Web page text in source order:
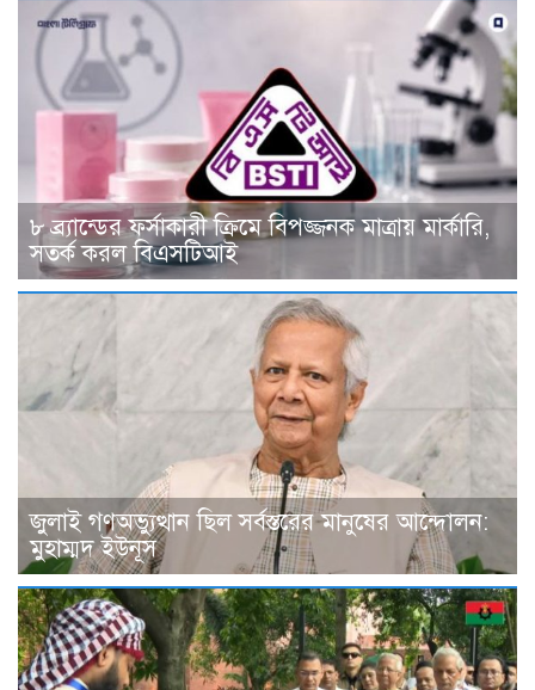
৮ ব্র্যান্ডের ফর্সাকারী ক্রিমে বিপজ্জনক মাত্রায় মার্কারি,
সতর্ক করল বিএসটিআই
জুলাই গণঅভ্যুত্থান ছিল সর্বস্তরের মানুষের আন্দোলন:
মুহাম্মদ ইউনূস